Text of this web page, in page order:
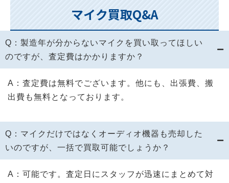
マイク買取Q&A
Q：製造年が分からないマイクを買い取ってほしい
のですが、査定費はかかりますか？
A：査定費は無料でございます。他にも、出張費、搬
出費も無料となっております。
Q：マイクだけではなくオーディオ機器も売却した
いのですが、一括で買取可能でしょうか？
A：可能です。査定日にスタッフが迅速にまとめて対